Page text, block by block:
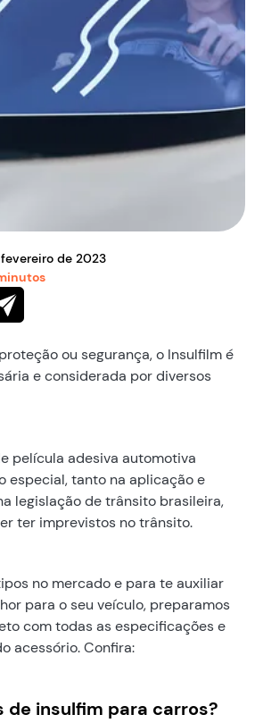
fevereiro de 2023
ou segurança, o Insulfilm é
e considerada por diversos
película adesiva automotiva
especial, tanto na aplicação e
legislação de trânsito brasileira,
ter imprevistos no trânsito.
no mercado e para te auxiliar
para o seu veículo, preparamos
com todas as especificações e
acessório. Confira:
de insulfim para carros?